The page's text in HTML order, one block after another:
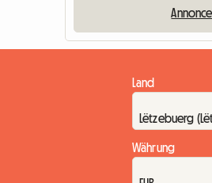
Land
Währung